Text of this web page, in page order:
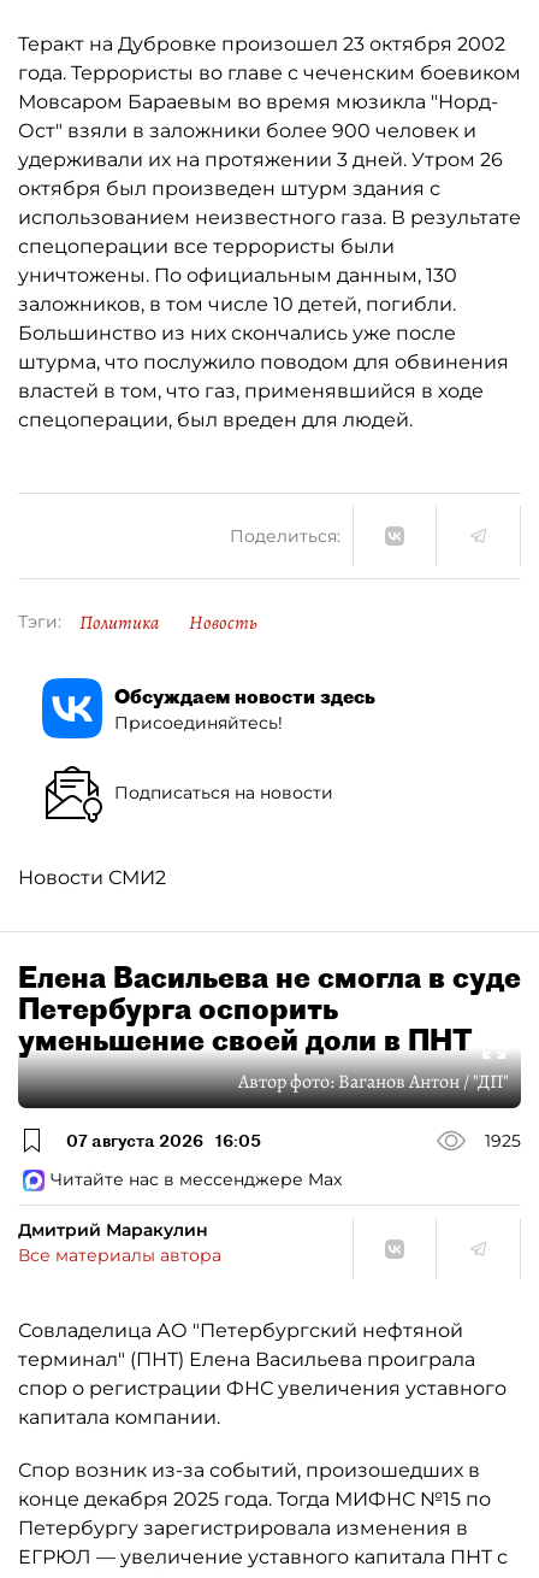
Теракт на Дубровке произошел 23 октября 2002
года. Террористы во главе с чеченским боевиком
Мовсаром Бараевым во время мюзикла "Норд-
Ост" взяли в заложники более 900 человек и
удерживали их на протяжении 3 дней. Утром 26
октября был произведен штурм здания с
использованием неизвестного газа. В результате
спецоперации все террористы были
уничтожены. По официальным данным, 130
заложников, в том числе 10 детей, погибли.
Большинство из них скончались уже после
штурма, что послужило поводом для обвинения
властей в том, что газ, применявшийся в ходе
спецоперации, был вреден для людей.
Поделиться:
Тэги: Политика Новость
Обсуждаем новости здесь
Присоединяйтесь!
Подписаться на новости
Новости СМИ2
Елена Васильева не смогла в суде
Петербурга оспорить
уменьшение своей доли в ПНТ
Автор фото:Ваганов Антон / "ДП"
07 августа 2026 16:05
1925
Читайте нас в мессенджере Max
Дмитрий Маракулин
Все материалы автора
Совладелица АО "Петербургский нефтяной
терминал" (ПНТ) Елена Васильева проиграла
спор о регистрации ФНС увеличения уставного
капитала компании.
Спор возник из-за событий, произошедших в
конце декабря 2025 года. Тогда МИФНС №15 по
Петербургу зарегистрировала изменения в
ЕГРЮЛ — увеличение уставного капитала ПНТ с